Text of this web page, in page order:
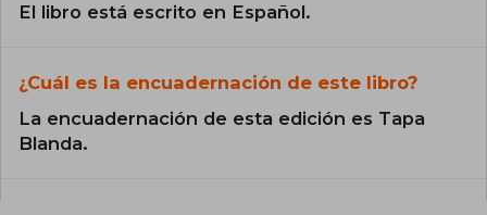
El libro está escrito en Español.
¿Cuál es la encuadernación de este libro?
La encuadernación de esta edición es Tapa
Blanda.